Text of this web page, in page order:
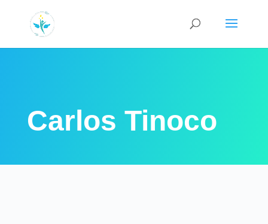
Carlos Tinoco